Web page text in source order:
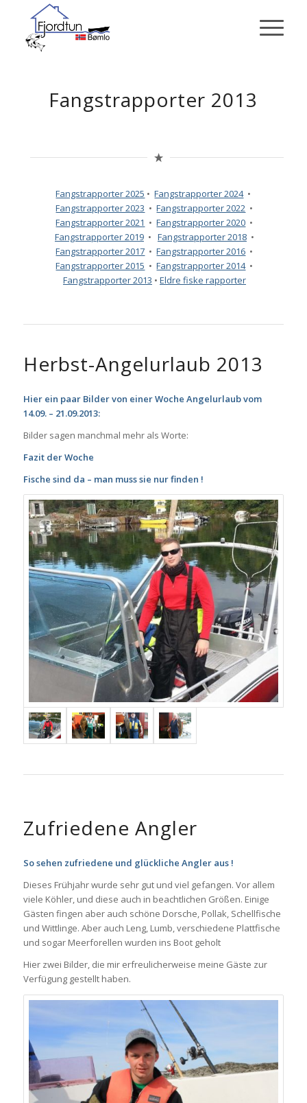
Fangstrapporter 2013
Fangstrapporter 2025 •Fangstrapporter 2024•
Fangstrapporter 2023 •Fangstrapporter 2022 •
Fangstrapporter 2021 •Fangstrapporter 2020 •
Fangstrapporter 2019• Fangstrapporter 2018•
Fangstrapporter 2017 •Fangstrapporter 2016 •
Fangstrapporter 2015 •Fangstrapporter 2014•
Fangstrapporter 2013 • Eldre fiske rapporter
Herbst-Angelurlaub 2013
Hier ein paar Bilder von einer Woche Angelurlaub vom
14.09. – 21.09.2013:
Bilder sagen manchmal mehr als Worte:
Fazit der Woche
Fische sind da – man muss sie nur finden !
Zufriedene Angler
So sehen zufriedene und glückliche Angler aus !
Dieses Frühjahr wurde sehr gut und viel gefangen. Vor allem
viele Köhler, und diese auch in beachtlichen Größen. Einige
Gästen fingen aber auch schöne Dorsche, Pollak, Schellfische
und Wittlinge. Aber auch Leng, Lumb, verschiedene Plattfische
und sogar Meerforellen wurden ins Boot geholt
Hier zwei Bilder, die mir erfreulicherweise meine Gäste zur
Verfügung gestellt haben.